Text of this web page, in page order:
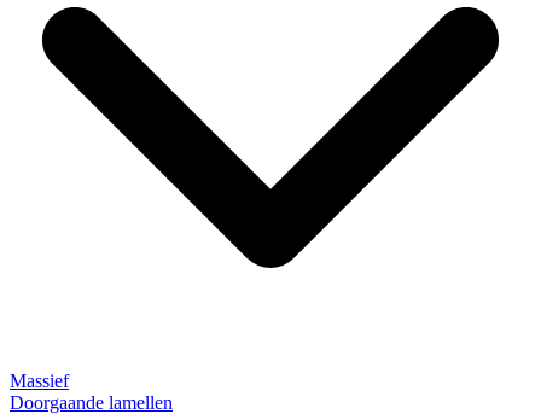
Massief
Doorgaande lamellen